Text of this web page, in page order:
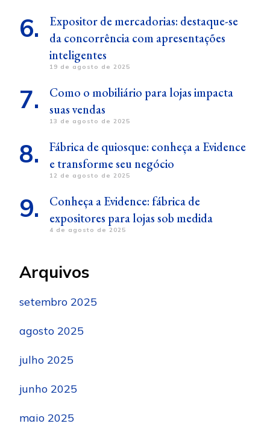
Expositor de mercadorias: destaque-se
da concorrência com apresentações
inteligentes
19 de agosto de 2025
Como o mobiliário para lojas impacta
suas vendas
13 de agosto de 2025
Fábrica de quiosque: conheça a Evidence
e transforme seu negócio
12 de agosto de 2025
Conheça a Evidence: fábrica de
expositores para lojas sob medida
4 de agosto de 2025
Arquivos
setembro 2025
agosto 2025
julho 2025
junho 2025
maio 2025